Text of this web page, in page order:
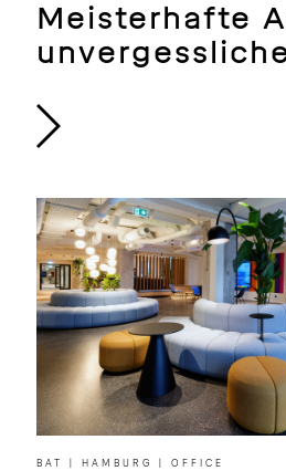
Meisterhafte
BAT | HAMBURG | OFFICE